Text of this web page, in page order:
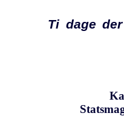
Ti dage